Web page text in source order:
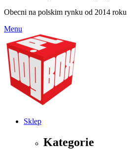
Obecni na polskim rynku od 2014 roku
Menu
Sklep
Kategorie